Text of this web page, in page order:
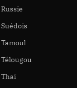
Russie
Suédois
Tamoul
Télougou
Thaï